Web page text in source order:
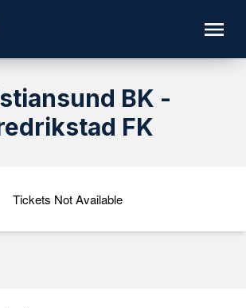
BK -
FK
Tickets Not Available